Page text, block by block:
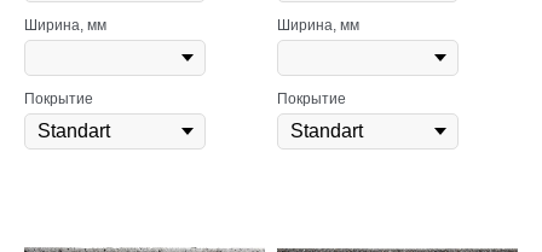
Ширина, мм
Покрытие
Ширина, мм
Покрытие